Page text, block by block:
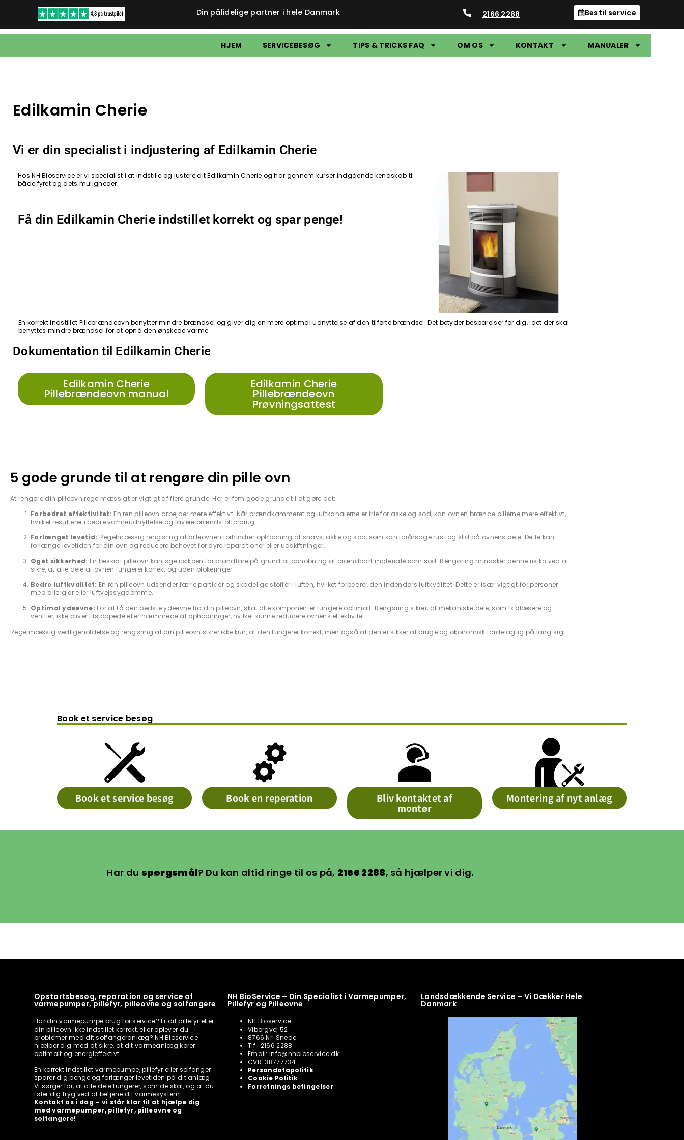
Din pålidelige partner i hele Danmark 2166 2288 Bestil service
HJEM SERVICEBESØG TIPS & TRICKS FAQ OM OS KONTAKT MANUALER
Edilkamin Cherie
Vi er din specialist i indjustering af Edilkamin Cherie
Hos NH Bioservice er vi specialist i at indstille og justere dit Edilkamin Cherie og har gennem kurser indgående kendskab til
både fyret og dets muligheder.
Få din Edilkamin Cherie indstillet korrekt og spar penge!
En korrekt indstillet Pillebrændeovn benytter mindre brændsel og giver dig en mere optimal udnyttelse af den tilførte brændsel. Det betyder besparelser for dig, idet der skal
benyttes mindre brændsel for at opnå den ønskede varme.
Dokumentation til Edilkamin Cherie
Edilkamin Cherie
Pillebrændeovn manual
Edilkamin Cherie
Pillebrændeovn
Prøvningsattest
5 gode grunde til at rengøre din pille ovn
At rengøre din pilleovn regelmæssigt er vigtigt af flere grunde. Her er fem gode grunde til at gøre det:
Forbedret effektivitet: En ren pilleovn arbejder mere effektivt. Når brændkammeret og luftkanalerne er frie for aske og sod, kan ovnen brænde pillerne mere effektivt,
hvilket resulterer i bedre varmeudnyttelse og lavere brændstofforbrug.
Forlænget levetid: Regelmæssig rengøring af pilleovnen forhindrer ophobning af snavs, aske og sod, som kan forårsage rust og slid på ovnens dele. Dette kan
forlænge levetiden for din ovn og reducere behovet for dyre reparationer eller udskiftninger.
Øget sikkerhed: En beskidt pilleovn kan øge risikoen for brandfare på grund af ophobning af brændbart materiale som sod. Rengøring mindsker denne risiko ved at
sikre, at alle dele af ovnen fungerer korrekt og uden blokeringer.
Bedre luftkvalitet: En ren pilleovn udsender færre partikler og skadelige stoffer i luften, hvilket forbedrer den indendørs luftkvalitet. Dette er især vigtigt for personer
med allergier eller luftvejssygdomme.
Optimal ydeevne: For at få den bedste ydeevne fra din pilleovn, skal alle komponenter fungere optimalt. Rengøring sikrer, at mekaniske dele, som fx blæsere og
ventiler, ikke bliver tilstoppede eller hæmmede af ophobninger, hvilket kunne reducere ovnens effektivitet.
Regelmæssig vedligeholdelse og rengøring af din pilleovn sikrer ikke kun, at den fungerer korrekt, men også at den er sikker at bruge og økonomisk fordelagtig på lang sigt.
Book et service besøg
Book et service besøg Book en reperation Bliv kontaktet af
montør
Montering af nyt anlæg
Har du spørgsmål? Du kan altid ringe til os på, 2166 2288, så hjælper vi dig.
Opstartsbesøg, reparation og service af
varmepumper, pillefyr, pilleovne og solfangere
Har din varmepumpe brug for service? Er dit pillefyr eller
din pilleovn ikke indstillet korrekt, eller oplever du
problemer med dit solfangeranlæg? NH Bioservice
hjælper dig med at sikre, at dit varmeanlæg kører
optimalt og energieffektivt.
En korrekt indstillet varmepumpe, pillefyr eller solfanger
sparer dig penge og forlænger levetiden på dit anlæg.
Vi sørger for, at alle dele fungerer, som de skal, og at du
føler dig tryg ved at betjene dit varmesystem.
Kontakt os i dag – vi står klar til at hjælpe dig
med varmepumper, pillefyr, pilleovne og
solfangere!
NH BioService – Din Specialist i Varmepumper,
Pillefyr og Pilleovne
NH Bioservice
Viborgvej 52
8766 Nr. Snede
Tlf.: 2166 2288
Email: info@nhbioservice.dk
CVR: 38777734
Persondatapolitik
Cookie Politik
Forretnings betingelser
Landsdækkende Service – Vi Dækker Hele
Danmark